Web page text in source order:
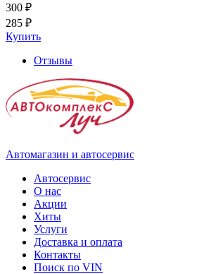
300 ₽
285 ₽
Купить
Отзывы
Автомагазин и автосервис
Автосервис
О нас
Акции
Хиты
Услуги
Доставка и оплата
Контакты
Поиск по VIN